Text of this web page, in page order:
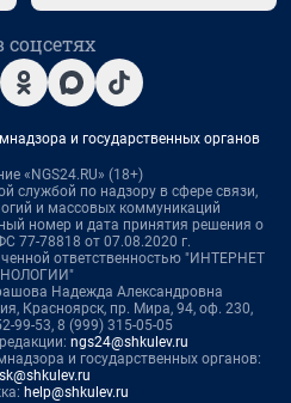
и государственных органов
«NGS24.RU» (18+)
службой по надзору в сфере связи,
и массовых коммуникаций
номер и дата принятия решения о
77-78818 от 07.08.2020 г.
ответственностью "ИНТЕРНЕТ
Надежда Александровна
Красноярск, пр. Мира, 94, оф. 230,
99-53, 8 (999) 315-05-05
ngs24@shkulev.ru
и государственных органов:
help@shkulev.ru